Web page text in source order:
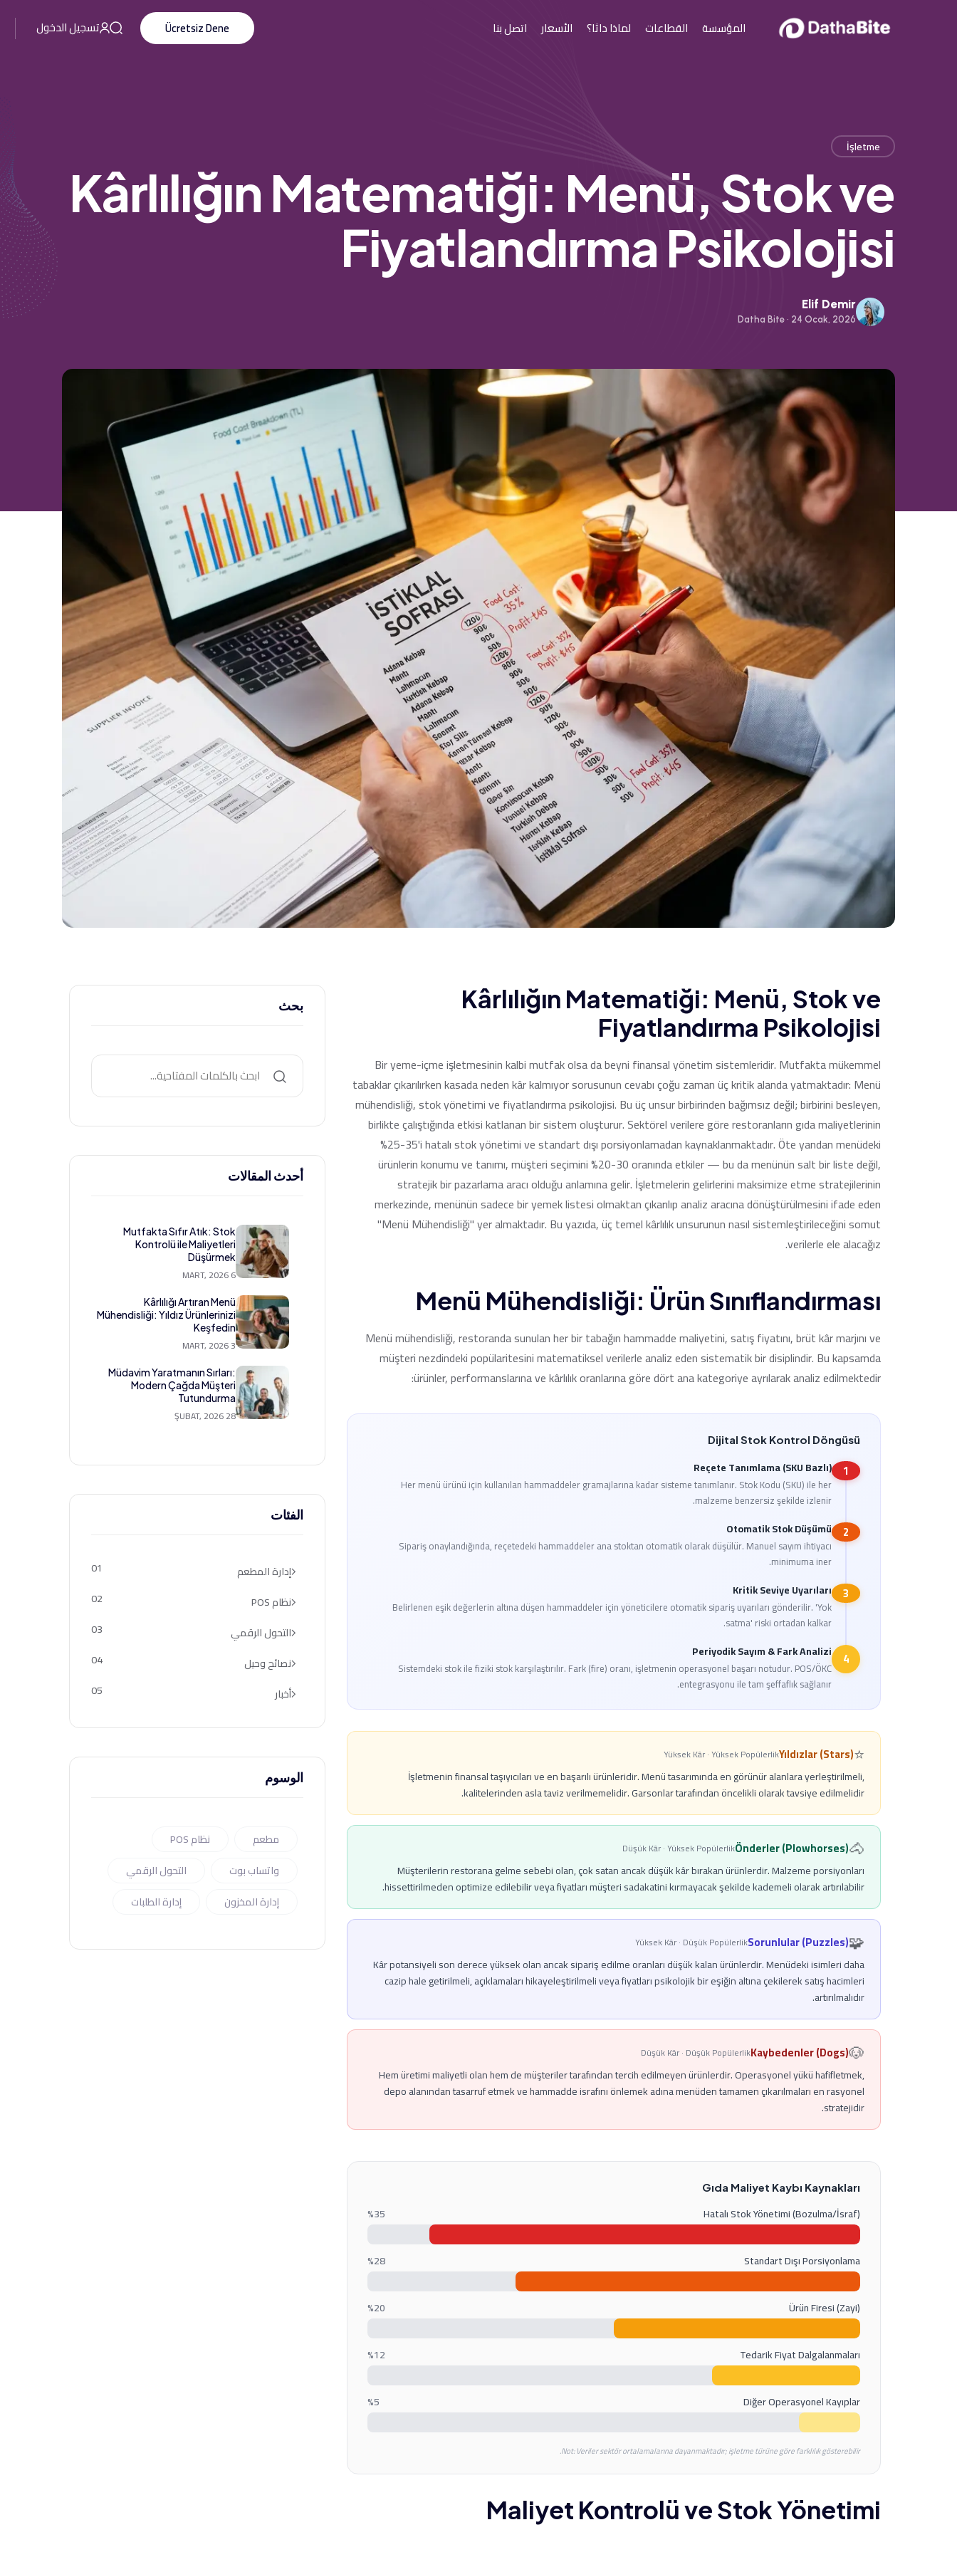
المؤسسة القطاعات لماذا داثا؟ الأسعار اتصل بنا تسجيل الدخول Ücretsiz Dene
İşletme
Kârlılığın Matematiği: Menü, Stok ve
Fiyatlandırma Psikolojisi
Elif Demir
Datha Bite • 24 Ocak, 2026
Kârlılığın Matematiği: Menü, Stok ve
Fiyatlandırma Psikolojisi
Bir yeme-içme işletmesinin kalbi mutfak olsa da beyni finansal yönetim sistemleridir. Mutfakta mükemmel
tabaklar çıkarılırken kasada neden kâr kalmıyor sorusunun cevabı çoğu zaman üç kritik alanda yatmaktadır: Menü
mühendisliği, stok yönetimi ve fiyatlandırma psikolojisi. Bu üç unsur birbirinden bağımsız değil; birbirini besleyen,
birlikte çalıştığında etkisi katlanan bir sistem oluşturur. Sektörel verilere göre restoranların gıda maliyetlerinin
%25-35'i hatalı stok yönetimi ve standart dışı porsiyonlamadan kaynaklanmaktadır. Öte yandan menüdeki
ürünlerin konumu ve tanımı, müşteri seçimini %20-30 oranında etkiler — bu da menünün salt bir liste değil,
stratejik bir pazarlama aracı olduğu anlamına gelir. İşletmelerin gelirlerini maksimize etme stratejilerinin
merkezinde, menünün sadece bir yemek listesi olmaktan çıkarılıp analiz aracına dönüştürülmesini ifade eden
"Menü Mühendisliği" yer almaktadır. Bu yazıda, üç temel kârlılık unsurunun nasıl sistemleştirileceğini somut
verilerle ele alacağız.
Menü Mühendisliği: Ürün Sınıflandırması
Menü mühendisliği, restoranda sunulan her bir tabağın hammadde maliyetini, satış fiyatını, brüt kâr marjını ve
müşteri nezdindeki popülaritesini matematiksel verilerle analiz eden sistematik bir disiplindir. Bu kapsamda
ürünler, performanslarına ve kârlılık oranlarına göre dört ana kategoriye ayrılarak analiz edilmektedir:
Dijital Stok Kontrol Döngüsü
1
Reçete Tanımlama (SKU Bazlı)
Her menü ürünü için kullanılan hammaddeler gramajlarına kadar sisteme tanımlanır. Stok Kodu (SKU) ile her
malzeme benzersiz şekilde izlenir.
2
Otomatik Stok Düşümü
Sipariş onaylandığında, reçetedeki hammaddeler ana stoktan otomatik olarak düşülür. Manuel sayım ihtiyacı
minimuma iner.
3
Kritik Seviye Uyarıları
Belirlenen eşik değerlerin altına düşen hammaddeler için yöneticilere otomatik sipariş uyarıları gönderilir. 'Yok
satma' riski ortadan kalkar.
4
Periyodik Sayım & Fark Analizi
Sistemdeki stok ile fiziki stok karşılaştırılır. Fark (fire) oranı, işletmenin operasyonel başarı notudur. POS/ÖKC
entegrasyonu ile tam şeffaflık sağlanır.
⭐
Yıldızlar (Stars)
Yüksek Kâr · Yüksek Popülerlik
İşletmenin finansal taşıyıcıları ve en başarılı ürünleridir. Menü tasarımında en görünür alanlara yerleştirilmeli,
kalitelerinden asla taviz verilmemelidir. Garsonlar tarafından öncelikli olarak tavsiye edilmelidir.
🐴
Önderler (Plowhorses)
Düşük Kâr · Yüksek Popülerlik
Müşterilerin restorana gelme sebebi olan, çok satan ancak düşük kâr bırakan ürünlerdir. Malzeme porsiyonları
hissettirilmeden optimize edilebilir veya fiyatları müşteri sadakatini kırmayacak şekilde kademeli olarak artırılabilir.
🧩
Sorunlular (Puzzles)
Yüksek Kâr · Düşük Popülerlik
Kâr potansiyeli son derece yüksek olan ancak sipariş edilme oranları düşük kalan ürünlerdir. Menüdeki isimleri daha
cazip hale getirilmeli, açıklamaları hikayeleştirilmeli veya fiyatları psikolojik bir eşiğin altına çekilerek satış hacimleri
artırılmalıdır.
🐶
Kaybedenler (Dogs)
Düşük Kâr · Düşük Popülerlik
Hem üretimi maliyetli olan hem de müşteriler tarafından tercih edilmeyen ürünlerdir. Operasyonel yükü hafifletmek,
depo alanından tasarruf etmek ve hammadde israfını önlemek adına menüden tamamen çıkarılmaları en rasyonel
stratejidir.
Gıda Maliyet Kaybı Kaynakları
Hatalı Stok Yönetimi (Bozulma/İsraf)
%35
Standart Dışı Porsiyonlama
%28
Ürün Firesi (Zayi)
%20
Tedarik Fiyat Dalgalanmaları
%12
Diğer Operasyonel Kayıplar
%5
Not: Veriler sektör ortalamalarına dayanmaktadır; işletme türüne göre farklılık gösterebilir.
Maliyet Kontrolü ve Stok Yönetimi
بحث
أحدث المقالات
Mutfakta Sıfır Atık: Stok
Kontrolü ile Maliyetleri
Düşürmek
6 MART, 2026
Kârlılığı Artıran Menü
Mühendisliği: Yıldız Ürünlerinizi
Keşfedin
3 MART, 2026
Müdavim Yaratmanın Sırları:
Modern Çağda Müşteri
Tutundurma
28 ŞUBAT, 2026
الفئات
إدارة المطعم
01
نظام POS
02
التحول الرقمي
03
نصائح وحيل
04
أخبار
05
الوسوم
مطعم
نظام POS
واتساب بوت
التحول الرقمي
إدارة المخزون
إدارة الطلبات